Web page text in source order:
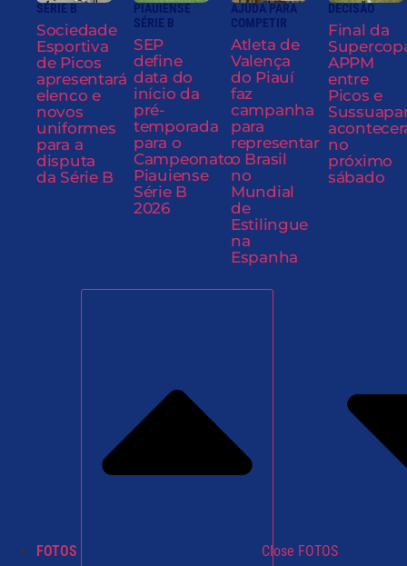
SÉRIE B
Sociedade
Esportiva
de Picos
apresentará
elenco e
novos
uniformes
para a
disputa
da Série B
PIAUIENSE
SÉRIE B
SEP
define
data do
início da
pré-
temporada
para o
Campeonato
Piauiense
Série B
2026
AJUDA PARA
COMPETIR
Atleta de
Valença
do Piauí
faz
campanha
para
representar
o Brasil
no
Mundial
de
Estilingue
na
Espanha
DECISÃO
Final da
APPM
entre
Picos e
no
próximo
sábado
FOTOS Close FOTOS